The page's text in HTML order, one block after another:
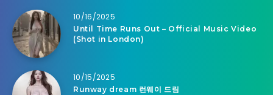
10/16/2025
Until Time Runs Out – Official Music Video
(Shot in London)
10/15/2025
Runway dream 런웨이 드림